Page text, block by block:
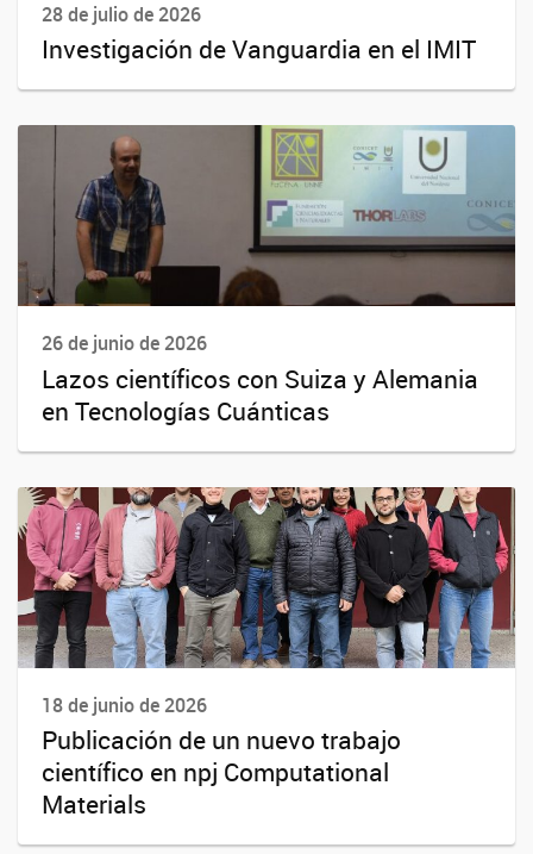
28 de julio de 2026
Investigación de Vanguardia en el IMIT
26 de junio de 2026
Lazos científicos con Suiza y Alemania
en Tecnologías Cuánticas
18 de junio de 2026
Publicación de un nuevo trabajo
científico en npj Computational
Materials